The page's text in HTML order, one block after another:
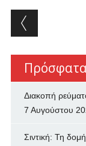
Post
Διακοπή
7 Αυγούστου
Σιντική: Τη